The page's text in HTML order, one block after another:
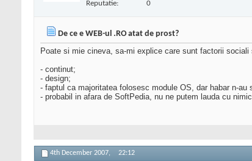
Reputatie: 0
De ce e WEB-ul .RO atat de prost?
Poate si mie cineva, sa-mi explice care sunt factorii
- continut;
- design;
- faptul ca majoritatea folosesc module OS, dar habar n-
- probabil in afara de SoftPedia, nu ne putem lauda cu
4th December 2007, 22:12